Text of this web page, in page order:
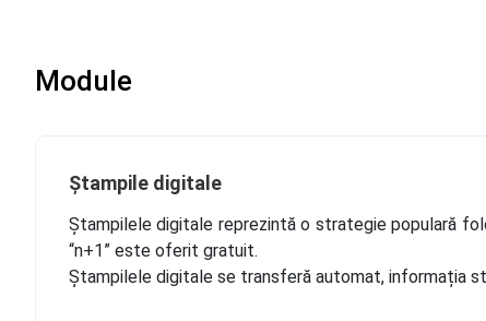
Module
Ștampile digitale
Ștampilele digitale reprezintă o strategie populară
“n+1” este oferit gratuit.
Ștampilele digitale se transferă automat, informația